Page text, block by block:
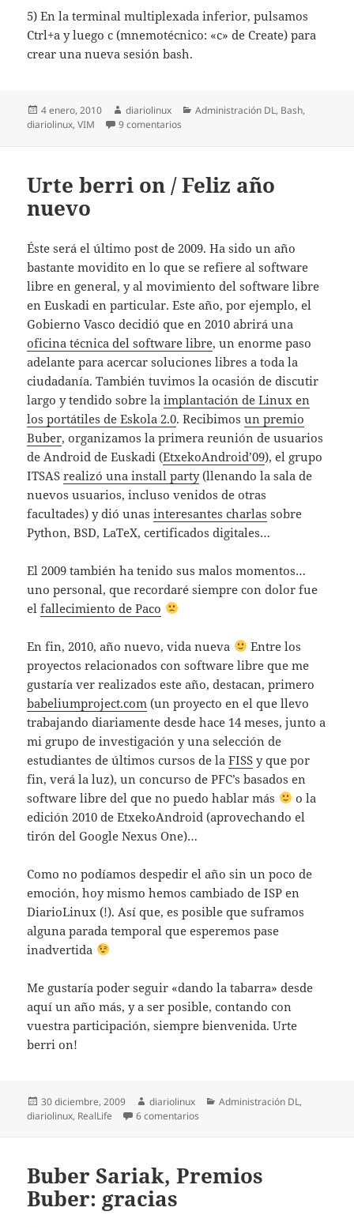
5) En la terminal multiplexada inferior, pulsamos
Ctrl+a y luego c (mnemotécnico: «c» de Create) para
crear una nueva sesión bash.
Publicado
el
4 enero, 2010 Autor
diariolinux Categorías
Administración DL, Bash,
diariolinux,VIM 9 comentarios
Urte berri on / Feliz año
nuevo
Éste será el último post de 2009. Ha sido un año
bastante movidito en lo que se refiere al software
libre en general, y al movimiento del software libre
en Euskadi en particular. Este año, por ejemplo, el
Gobierno Vasco decidió que en 2010 abrirá una
oficina técnica del software libre, un enorme paso
adelante para acercar soluciones libres a toda la
ciudadanía. También tuvimos la ocasión de discutir
largo y tendido sobre laimplantación de Linux en
los portátiles de Eskola 2.0. Recibimosun premio
Buber, organizamos la primera reunión de usuarios
de Android de Euskadi (EtxekoAndroid’09), el grupo
ITSASrealizó una install party(llenando la sala de
nuevos usuarios, incluso venidos de otras
facultades) y dió unasinteresantes charlas sobre
Python, BSD, LaTeX, certificados digitales…
El 2009 también ha tenido sus malos momentos…
uno personal, que recordaré siempre con dolor fue
elfallecimiento de Paco
En fin, 2010, año nuevo, vida nueva
Entre los
proyectos relacionados con software libre que me
gustaría ver realizados este año, destacan, primero
babeliumproject.com (un proyecto en el que llevo
trabajando diariamente desde hace 14 meses, junto a
mi grupo de investigación y una selección de
estudiantes de últimos cursos de laFISS y que por
fin, verá la luz), un concurso de PFC’s basados en
software libre del que no puedo hablar más
o la
edición 2010 de EtxekoAndroid (aprovechando el
tirón del Google Nexus One)…
Como no podíamos despedir el año sin un poco de
emoción, hoy mismo hemos cambiado de ISP en
DiarioLinux (!). Así que, es posible que suframos
alguna parada temporal que esperemos pase
inadvertida
Me gustaría poder seguir «dando la tabarra» desde
aquí un año más, y a ser posible, contando con
vuestra participación, siempre bienvenida. Urte
berri on!
Publicado
el
30 diciembre, 2009 Autor
diariolinux Categorías
Administración DL,
diariolinux, RealLife 6 comentarios
Buber Sariak, Premios
Buber: gracias